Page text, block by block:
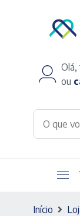
Olá,
ou
Início